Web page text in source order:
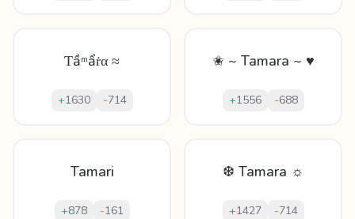
Ƭầᵐẩṙα ≈
+1630 -714
✬ ~ Tamara ~ ♥
+1556 -688
Tamari
+878 -161
❆ Tamara ☼
+1427 -714